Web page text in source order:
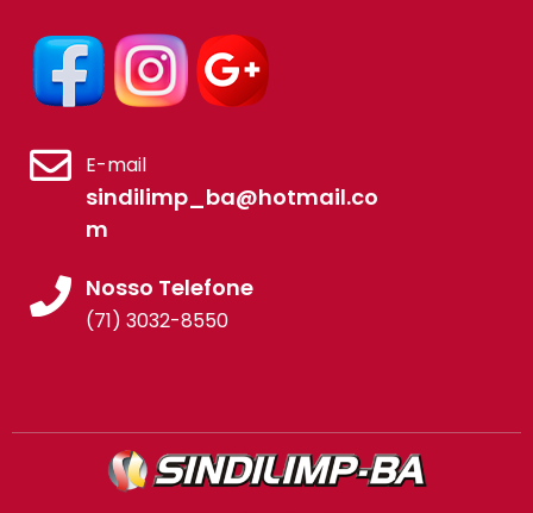
E-mail
sindilimp_ba@hotmail.co
m
Nosso Telefone
(71) 3032-8550